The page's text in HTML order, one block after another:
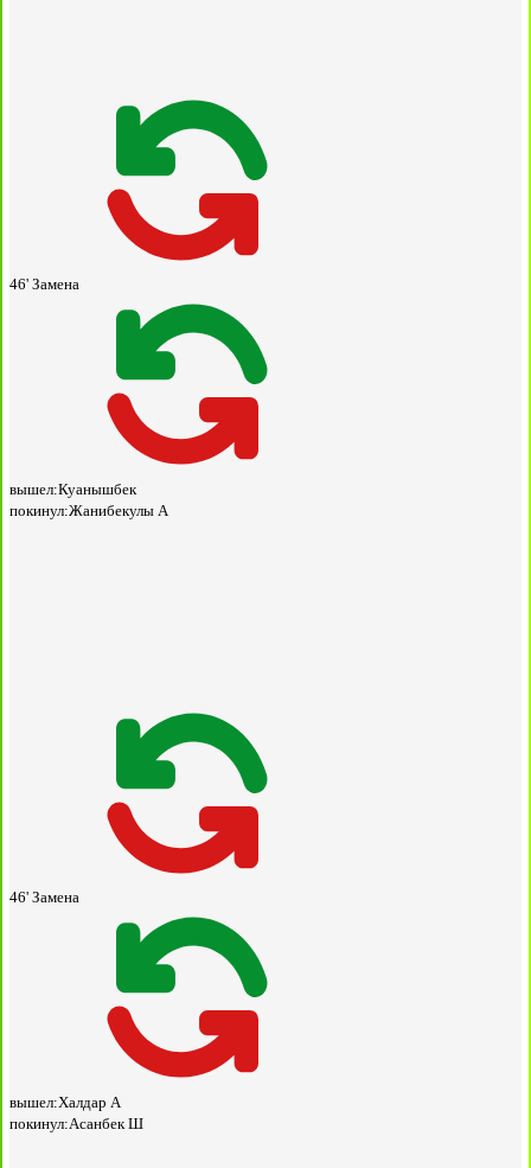
46' Замена
вышел:Куанышбек
покинул:Жанибекулы А
46' Замена
вышел:Халдар А
покинул:Асанбек Ш